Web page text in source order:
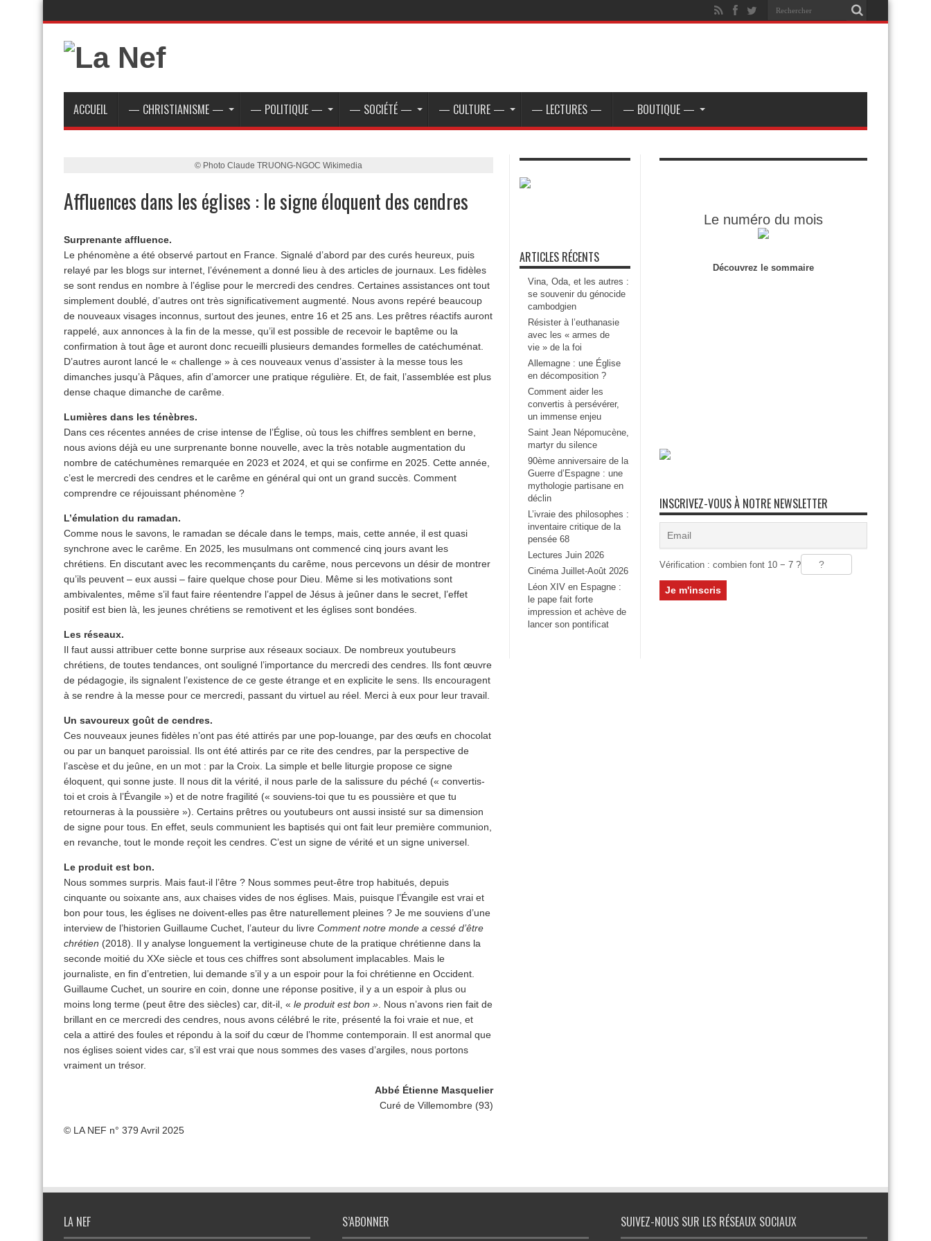
ACCUEIL — CHRISTIANISME — — POLITIQUE — — SOCIÉTÉ — — CULTURE — — LECTURES — — BOUTIQUE —
© Photo Claude TRUONG-NGOC Wikimedia
Affluences dans les églises : le signe éloquent des cendres
Surprenante affluence.
Le phénomène a été observé partout en France. Signalé d’abord par des curés heureux, puis
relayé par les blogs sur internet, l’événement a donné lieu à des articles de journaux. Les fidèles
se sont rendus en nombre à l’église pour le mercredi des cendres. Certaines assistances ont tout
simplement doublé, d’autres ont très significativement augmenté. Nous avons repéré beaucoup
de nouveaux visages inconnus, surtout des jeunes, entre 16 et 25 ans. Les prêtres réactifs auront
rappelé, aux annonces à la fin de la messe, qu’il est possible de recevoir le baptême ou la
confirmation à tout âge et auront donc recueilli plusieurs demandes formelles de catéchuménat.
D’autres auront lancé le « challenge » à ces nouveaux venus d’assister à la messe tous les
dimanches jusqu’à Pâques, afin d’amorcer une pratique régulière. Et, de fait, l’assemblée est plus
dense chaque dimanche de carême.
Lumières dans les ténèbres.
Dans ces récentes années de crise intense de l’Église, où tous les chiffres semblent en berne,
nous avions déjà eu une surprenante bonne nouvelle, avec la très notable augmentation du
nombre de catéchumènes remarquée en 2023 et 2024, et qui se confirme en 2025. Cette année,
c’est le mercredi des cendres et le carême en général qui ont un grand succès. Comment
comprendre ce réjouissant phénomène ?
L’émulation du ramadan.
Comme nous le savons, le ramadan se décale dans le temps, mais, cette année, il est quasi
synchrone avec le carême. En 2025, les musulmans ont commencé cinq jours avant les
chrétiens. En discutant avec les recommençants du carême, nous percevons un désir de montrer
qu’ils peuvent – eux aussi – faire quelque chose pour Dieu. Même si les motivations sont
ambivalentes, même s’il faut faire réentendre l’appel de Jésus à jeûner dans le secret, l’effet
positif est bien là, les jeunes chrétiens se remotivent et les églises sont bondées.
Les réseaux.
Il faut aussi attribuer cette bonne surprise aux réseaux sociaux. De nombreux youtubeurs
chrétiens, de toutes tendances, ont souligné l’importance du mercredi des cendres. Ils font œuvre
de pédagogie, ils signalent l’existence de ce geste étrange et en explicite le sens. Ils encouragent
à se rendre à la messe pour ce mercredi, passant du virtuel au réel. Merci à eux pour leur travail.
Un savoureux goût de cendres.
Ces nouveaux jeunes fidèles n’ont pas été attirés par une pop-louange, par des œufs en chocolat
ou par un banquet paroissial. Ils ont été attirés par ce rite des cendres, par la perspective de
l’ascèse et du jeûne, en un mot : par la Croix. La simple et belle liturgie propose ce signe
éloquent, qui sonne juste. Il nous dit la vérité, il nous parle de la salissure du péché (« convertis-
toi et crois à l’Évangile ») et de notre fragilité (« souviens-toi que tu es poussière et que tu
retourneras à la poussière »). Certains prêtres ou youtubeurs ont aussi insisté sur sa dimension
de signe pour tous. En effet, seuls communient les baptisés qui ont fait leur première communion,
en revanche, tout le monde reçoit les cendres. C’est un signe de vérité et un signe universel.
Le produit est bon.
Nous sommes surpris. Mais faut-il l’être ? Nous sommes peut-être trop habitués, depuis
cinquante ou soixante ans, aux chaises vides de nos églises. Mais, puisque l’Évangile est vrai et
bon pour tous, les églises ne doivent-elles pas être naturellement pleines ? Je me souviens d’une
interview de l’historien Guillaume Cuchet, l’auteur du livre Comment notre monde a cessé d’être
chrétien (2018). Il y analyse longuement la vertigineuse chute de la pratique chrétienne dans la
seconde moitié du XXe siècle et tous ces chiffres sont absolument implacables. Mais le
journaliste, en fin d’entretien, lui demande s’il y a un espoir pour la foi chrétienne en Occident.
Guillaume Cuchet, un sourire en coin, donne une réponse positive, il y a un espoir à plus ou
moins long terme (peut être des siècles) car, dit-il, « le produit est bon » . Nous n’avons rien fait de
brillant en ce mercredi des cendres, nous avons célébré le rite, présenté la foi vraie et nue, et
cela a attiré des foules et répondu à la soif du cœur de l’homme contemporain. Il est anormal que
nos églises soient vides car, s’il est vrai que nous sommes des vases d’argiles, nous portons
vraiment un trésor.
Abbé Étienne Masquelier
Curé de Villemombre (93)
© LA NEF n° 379 Avril 2025
ARTICLES RÉCENTS
Vina, Oda, et les autres :
se souvenir du génocide
cambodgien
Résister à l’euthanasie
avec les « armes de
vie » de la foi
Allemagne : une Église
en décomposition ?
Comment aider les
convertis à persévérer,
un immense enjeu
Saint Jean Népomucène,
martyr du silence
90ème anniversaire de la
Guerre d’Espagne : une
mythologie partisane en
déclin
L’ivraie des philosophes :
inventaire critique de la
pensée 68
Lectures Juin 2026
Cinéma Juillet-Août 2026
Léon XIV en Espagne :
le pape fait forte
impression et achève de
lancer son pontificat
Le numéro du mois
Découvrez le sommaire
INSCRIVEZ-VOUS À NOTRE NEWSLETTER
Vérification : combien font 10 − 7 ?
LA NEF S’ABONNER SUIVEZ-NOUS SUR LES RÉSEAUX SOCIAUX